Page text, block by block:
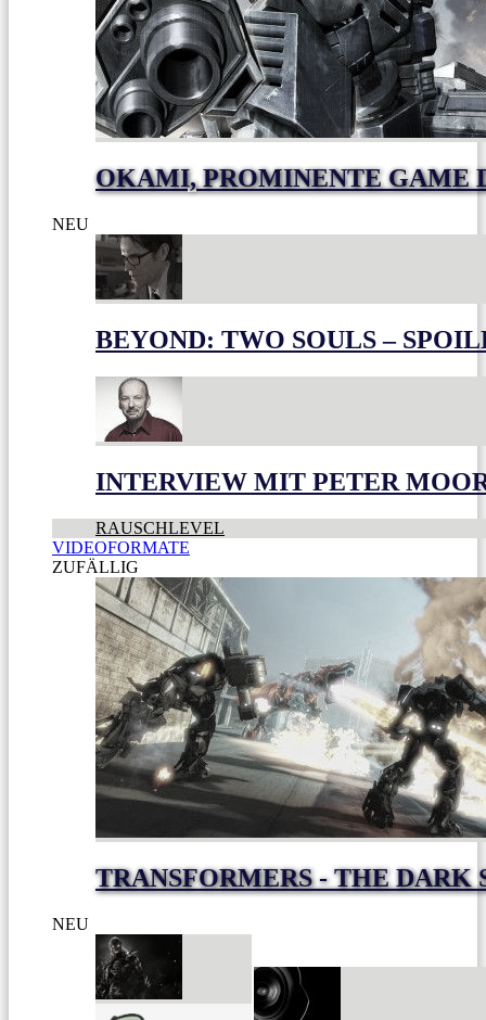
OKAMI, PROMINENTE GAME
NEU
BEYOND: TWO SOULS –
INTERVIEW MIT PETER
RAUSCHLEVEL
VIDEOFORMATE
ZUFÄLLIG
TRANSFORMERS - THE DARK
NEU